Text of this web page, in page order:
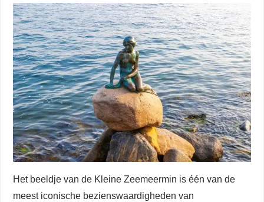
Het beeldje van de Kleine Zeemeermin is één van de
meest iconische bezienswaardigheden van